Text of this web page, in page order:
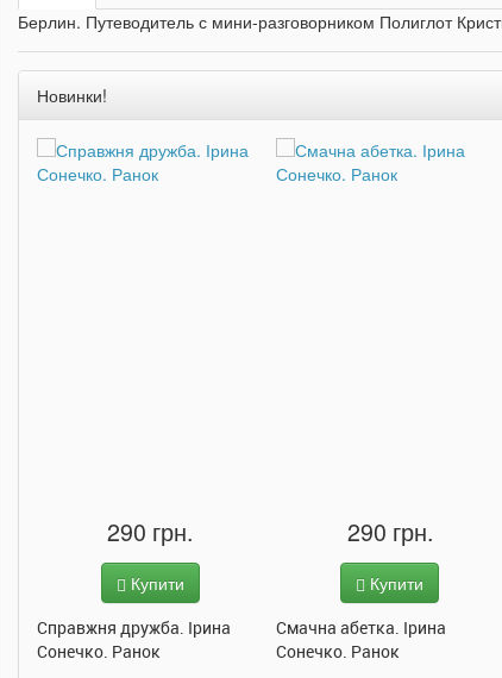
Берлин. Путеводитель с мини-разговорником Полиглот
Новинки!
290 грн.
Купити
Справжня дружба. Ірина
Сонечко. Ранок
290 грн.
Купити
Смачна абетка. Ірина
Сонечко. Ранок